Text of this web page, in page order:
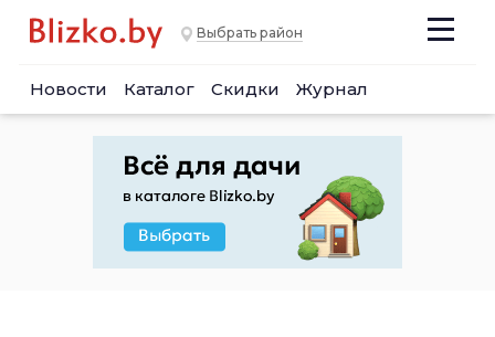
Выбрать район
Новости Каталог Скидки Журнал